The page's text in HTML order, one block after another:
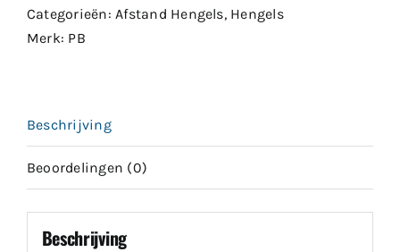
aantal
Categorieën:Afstand Hengels, Hengels
Merk: PB
Beschrijving
Beoordelingen (0)
Beschrijving